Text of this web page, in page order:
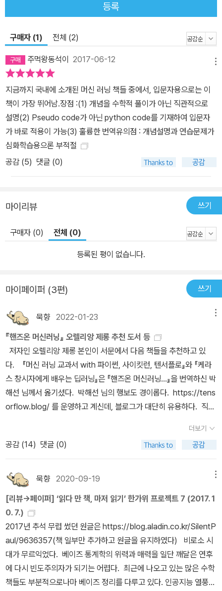
등록
구매자 (1) 전체 (2)
주먹왕동석이 2017-06-12
지금까지 국내에 소개된 머신 러닝 책들 중에서, 입문자용으로는 이
책이 가장 뛰어남.장점 :(1) 개념을 수학적 풀이가 아닌 직관적으로
설명(2) Pseudo code가 아닌 python code를 기재하여 입문자
가 바로 적용이 가능(3) 훌륭한 번역유의점 : 개념설명과 연습문제가
심화학습용으론 부적절
공감 (5) 댓글 (0)
마이리뷰 쓰기
구매자 (0) 전체 (0)
등록된 평이 없습니다.
마이페이퍼 (3편) 쓰기
묵향2022-01-23
『핸즈온 머신러닝』 오렐리앙 제롱 추천 도서 등
저자인 오렐리앙 제롱 본인이 서문에서 다음 책들을 추천하고 있
다. 『머신 러닝 교과서 with 파이썬, 사이킷런, 텐서플로』와 『케라
스 창시자에게 배우는 딥러닝』은 『핸즈온 머신러닝...』을 번역하신 박
해선 님께서 옮기셨다. 박해선 님의 행보도 경이롭다. https://tens
orflow.blog/ 를 운영하고 계신데, 블로그가 대단히 유용하다. 직접
더보기
공감 (14) 댓글 (0)
묵향2020-09-19
[리뷰→페이퍼] ‘읽다 만 책, 마저 읽기’ 한가위 프로젝트 7 (2017. 1
0. 7.)
2017년 추석 무렵 썼던 원글은 https://blog.aladin.co.kr/SilentP
aul/9636357(책 일부만 추가하고 원글을 유지하였다) 비로소 시
대가 무르익었다. 베이즈 통계학의 위력과 매력을 일단 깨달은 연후
에 다시 빈도주의자가 되기는 어렵다. 최근에 나오고 있는 많은 수학
책들도 부분적으로나마 베이즈 정리를 다루고 있다. 인공지능 열풍도